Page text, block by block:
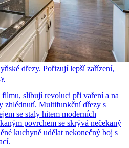
dřezy. Pořizují lepší zařízení,
slibují revoluci při vaření a na
zhlédnutí. Multifunkční dřezy s
se staly hitem moderních
povrchem se skrývá nečekaný
kuchyně udělat nekonečný boj s